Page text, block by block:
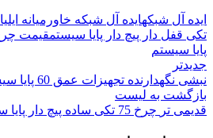
ایده آل شبکهایده آل شبکه خاورمیانه ایلیا
تکی قفل دار پیچ دار پایا سیستم
پایا سیستم
جدیدتر
نبشی نگهدارنده تجهیزات عمق 60 پایا سیستم
بازگشت به لیست
قدیمی تر چرخ 75 تکی ساده پیچ دار پایا سیستم